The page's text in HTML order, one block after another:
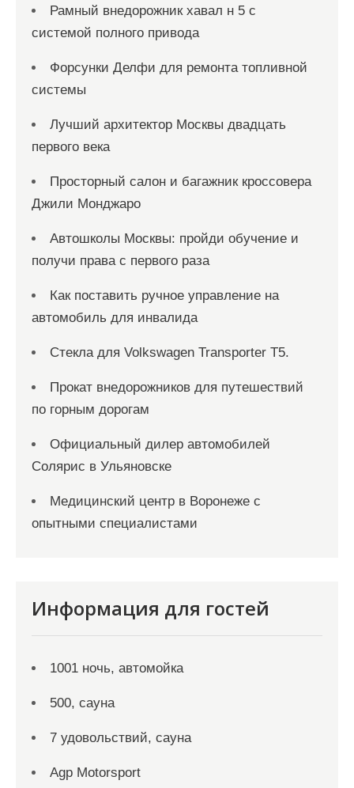
Рамный внедорожник хавал н 5 с
системой полного привода
Форсунки Делфи для ремонта топливной
системы
Лучший архитектор Москвы двадцать
первого века
Просторный салон и багажник кроссовера
Джили Монджаро
Автошколы Москвы: пройди обучение и
получи права с первого раза
Как поставить ручное управление на
автомобиль для инвалида
Стекла для Volkswagen Transporter T5.
Прокат внедорожников для путешествий
по горным дорогам
Официальный дилер автомобилей
Солярис в Ульяновске
Медицинский центр в Воронеже с
опытными специалистами
Информация для гостей
1001 ночь, автомойка
500, сауна
7 удовольствий, сауна
Agp Motorsport